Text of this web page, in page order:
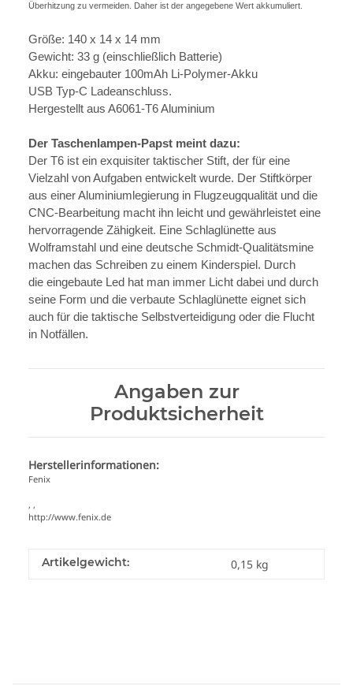
Überhitzung zu vermeiden. Daher ist der angegebene Wert akkumuliert.
Größe: 140 x 14 x 14 mm
Gewicht: 33 g (einschließlich Batterie)
Akku: eingebauter 100mAh Li-Polymer-Akku
USB Typ-C Ladeanschluss.
Hergestellt aus A6061-T6 Aluminium
Der Taschenlampen-Papst meint dazu:
Der T6 ist ein exquisiter taktischer Stift, der für eine
Vielzahl von Aufgaben entwickelt wurde. Der Stiftkörper
aus einer Aluminiumlegierung in Flugzeugqualität und die
CNC-Bearbeitung macht ihn leicht und gewährleistet eine
hervorragende Zähigkeit. Eine Schlaglünette aus
Wolframstahl und eine deutsche Schmidt-Qualitätsmine
machen das Schreiben zu einem Kinderspiel. Durch
die eingebaute Led hat man immer Licht dabei und durch
seine Form und die verbaute Schlaglünette eignet sich
auch für die taktische Selbstverteidigung oder die Flucht
in Notfällen.
Angaben zur
Produktsicherheit
Herstellerinformationen:
Fenix
, ,
http://www.fenix.de
Artikelgewicht: 0,15 kg